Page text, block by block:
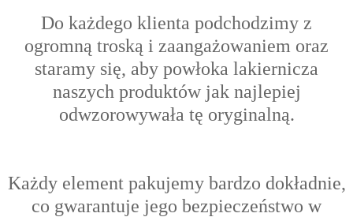
Do każdego klienta podchodzimy z
ogromną troską i zaangażowaniem oraz
staramy się, aby powłoka lakiernicza
naszych produktów jak najlepiej
odwzorowywała tę oryginalną.
Każdy element pakujemy bardzo dokładnie,
co gwarantuje jego bezpieczeństwo w